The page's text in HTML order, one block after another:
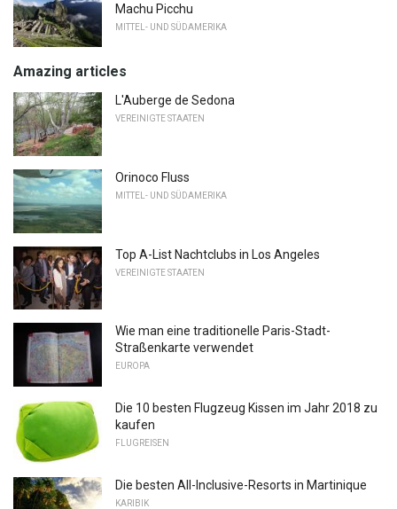
Machu Picchu
MITTEL- UND SÜDAMERIKA
Amazing articles
L'Auberge de Sedona
VEREINIGTE STAATEN
Orinoco Fluss
MITTEL- UND SÜDAMERIKA
Top A-List Nachtclubs in Los Angeles
VEREINIGTE STAATEN
Wie man eine traditionelle Paris-Stadt-
Straßenkarte verwendet
EUROPA
Die 10 besten Flugzeug Kissen im Jahr 2018 zu
kaufen
FLUGREISEN
Die besten All-Inclusive-Resorts in Martinique
KARIBIK